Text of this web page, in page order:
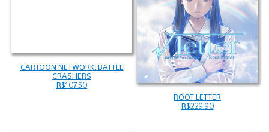
CARTOON NETWORK: BATTLE
CRASHERS
R$107.50
ROOT LETTER
R$229.90